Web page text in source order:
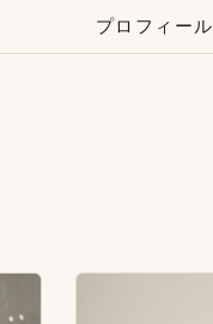
プロフィール